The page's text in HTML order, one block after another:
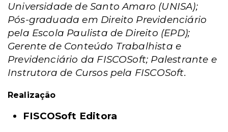
Universidade de Santo Amaro (UNISA);
Pós-graduada em Direito Previdenciário
pela Escola Paulista de Direito (EPD);
Gerente de Conteúdo Trabalhista e
Previdenciário da FISCOSoft; Palestrante e
Instrutora de Cursos pela FISCOSoft.
Realização
FISCOSoft Editora